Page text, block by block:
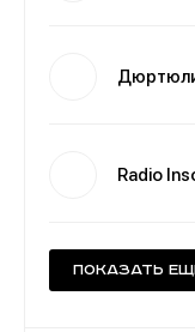
Radio
Показать